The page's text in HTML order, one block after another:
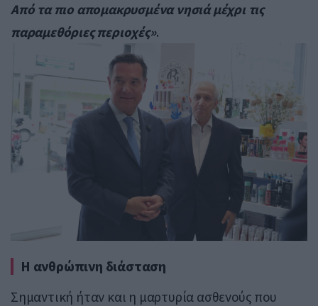
Από τα πιο απομακρυσμένα νησιά μέχρι τις
παραμεθόριες περιοχές».
Η ανθρώπινη διάσταση
Σημαντική ήταν και η μαρτυρία ασθενούς που